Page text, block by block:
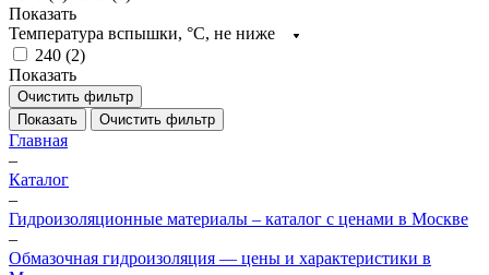
Показать
Температура вспышки, °C, не ниже
240 (2)
Показать
Очистить фильтр
Показать
Очистить фильтр
Главная
–
Каталог
–
Гидроизоляционные материалы – каталог с ценами в Москве
–
Обмазочная гидроизоляция — цены и характеристики в